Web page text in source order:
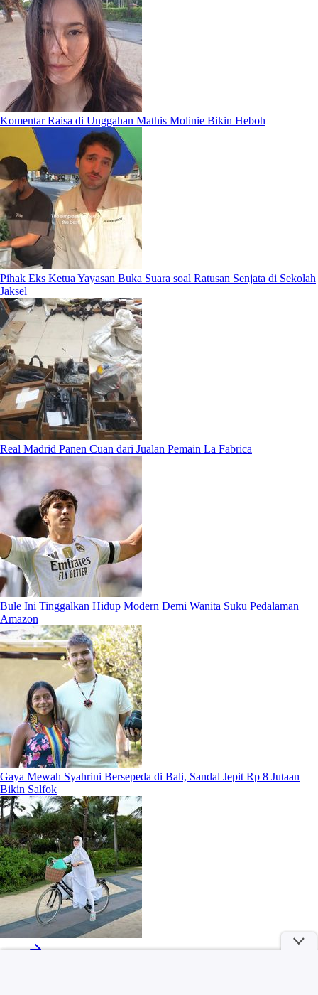
Komentar Raisa di Unggahan Mathis Molinie Bikin Heboh
Pihak Eks Ketua Yayasan Buka Suara soal Ratusan Senjata di Sekolah
Jaksel
Real Madrid Panen Cuan dari Jualan Pemain La Fabrica
Bule Ini Tinggalkan Hidup Modern Demi Wanita Suku Pedalaman
Amazon
Gaya Mewah Syahrini Bersepeda di Bali, Sandal Jepit Rp 8 Jutaan
Bikin Salfok